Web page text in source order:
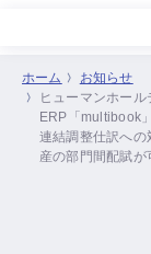
ホーム
サービス
ホーム
お知らせ
ヒューマンホー
ERP「multibook
連結調整仕訳への
産の部門間配賦が